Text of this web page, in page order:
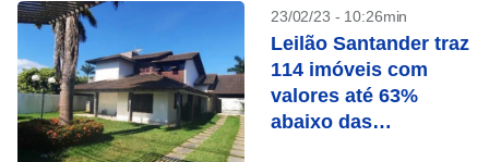
23/02/23 - 10:26min
Leilão Santander traz
114 imóveis com
valores até 63%
abaixo das